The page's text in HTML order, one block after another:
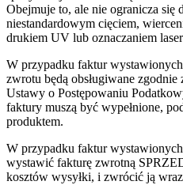
Obejmuje to, ale nie ogranicza się
niestandardowym cięciem,
drukiem UV lub oznaczaniem
W przypadku faktur
zwrotu będą obsługiwane
Ustawy o Postępowaniu
faktury muszą być wypełnione,
produktem.
W przypadku faktur
wystawić fakturę zwrotną
kosztów wysyłki, i zwrócić ją